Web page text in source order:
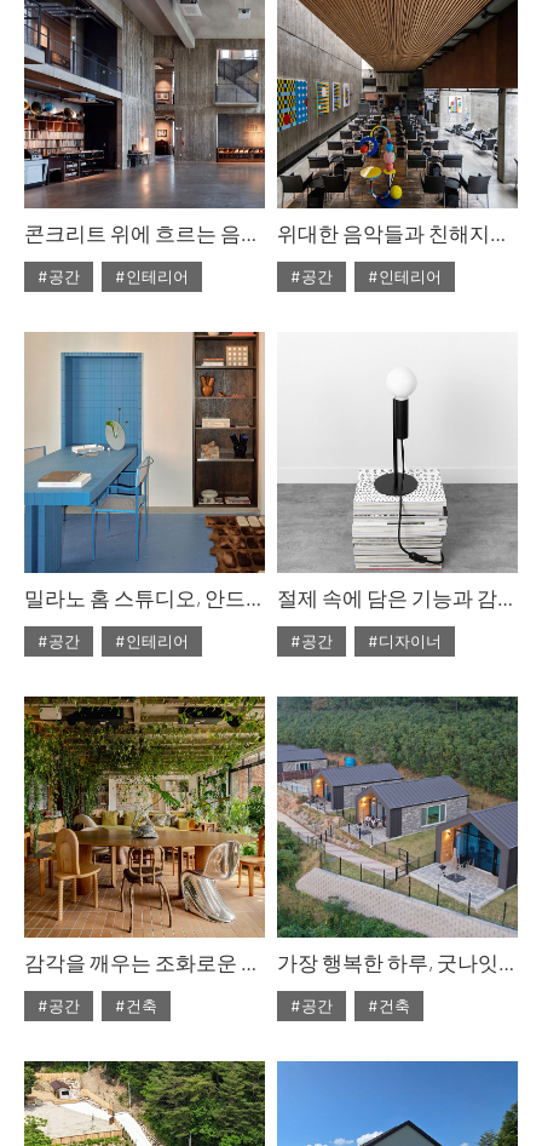
콘크리트 위에 흐르는 음악, 콩치노 콩크리트
#공간
#인테리어
#ISSUE308
위대한 음악들과 친해지기, 황인용 뮤직 스페이스 카메라타
#공간
#인테리어
밀라노 홈 스튜디오, 안드레아 로소 & 파비올라 디 비르질리오
#공간
#인테리어
#2025년11월호
절제 속에 담은 기능과 감각, 카슈카슈
#공간
#디자이너
#2025년11월호
감각을 깨우는 조화로운 병치
#공간
#건축
#2025년11월호
가장 행복한 하루, 굿나잇도그
#공간
#건축